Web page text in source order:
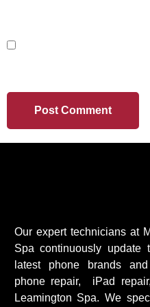
Our expert technicians at
Spa continuously
latest phone brands
phone repair, iPad
Leamington Spa. We